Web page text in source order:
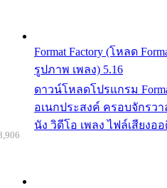
Format Factory (โหลด
รูปภาพ เพลง) 5.16
ดาวน์โหลดโปรแกรม
อเนกประสงค์ ครอบจักรว
นัง วิดีโอ เพลง ไฟล์เสียงอ